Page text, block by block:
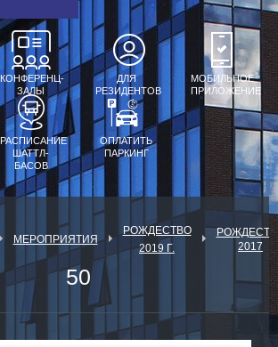
КОНФЕРЕНЦ-
ЗАЛЫ
ДЛЯ
РЕЗИДЕНТОВ
МОБИЛЬНОЕ
ПРИЛОЖЕНИЕ
РАСПИСАНИЕ
ШАТТЛ-
БАСОВ
ОПЛАТИТЬ
ПАРКИНГ
МЕРОПРИЯТИЯ
РОЖДЕСТВО
2019 Г.
2017
50